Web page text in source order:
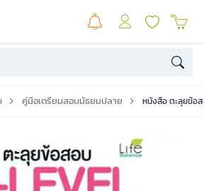
คู่มือเตรียมสอบมัธยมปลาย หนังสือ ตะลุยข้อส